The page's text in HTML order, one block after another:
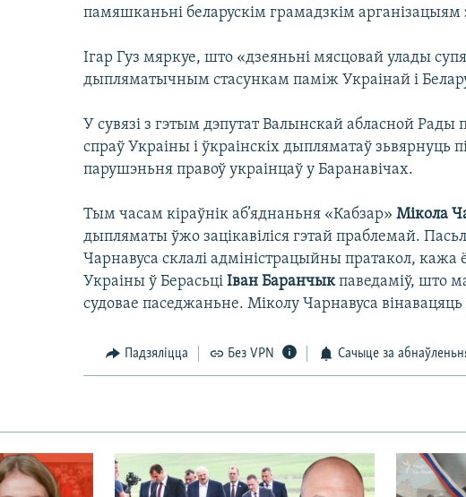
памяшканьні беларускім грамадзкім
Ігар Гуз мяркуе, што «дзеяньні мясцовай улады
дыпляматычным стасункам паміж Украінай і
У сувязі з гэтым дэпутат Валынскай абласной Рады
спраў Украіны і ўкраінскіх дыпляматаў зьвярнуць
парушэньня правоў украінцаў у Баранавічах.
Тым часам кіраўнік аб’яднаньня «Кабзар» Мікола
дыпляматы ўжо зацікавіліся гэтай праблемай.
Чарнавуса склалі адміністрацыйны пратакол, кажа
Украіны ў БерасьціІван Баранчыкпаведаміў, што
судовае паседжаньне. Міколу Чарнавуса вінавацяць
Падзяліцца Без VPN Сачыце за